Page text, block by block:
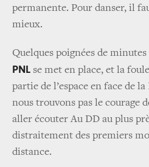
permanente. Pour danser, il
mieux.
Quelques poignées de
PNL se met en place, et la
partie de l’espace en face de
nous trouvons pas le courage
aller écouter Au DD au plus
distraitement des premiers
distance.